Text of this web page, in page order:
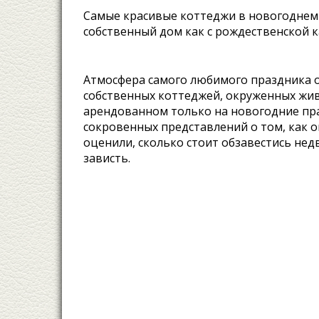
Самые красивые коттеджи в
собственный дом как с рождественской
Атмосфера самого любимого праздника
собственных коттеджей, окруженных
арендованном только на новогодние
сокровенных представлений о том, как
оценили, сколько стоит обзавестись
зависть.